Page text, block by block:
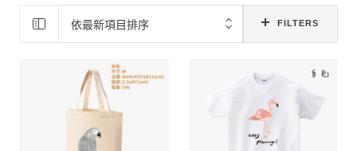
依最新項目排序 FILTERS